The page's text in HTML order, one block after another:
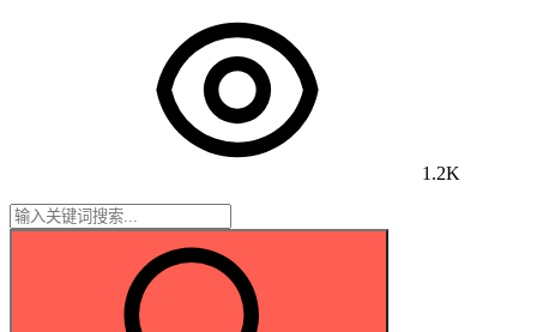
1.2K